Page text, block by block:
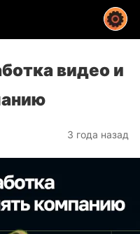
видео и
3 года назад